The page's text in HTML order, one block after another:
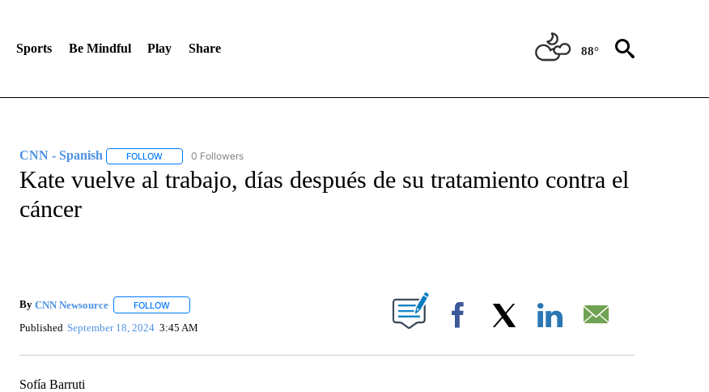
Sports Be Mindful Play Share 88°
CNN - Spanish FOLLOWFOLLOW "CNN - SPANISH" TO RECEIVE NOTIFICATIONS ABOUT NEW PAGES ON "CNN - SPANISH".
0 Followers
Kate vuelve al trabajo, días después de su tratamiento contra el
cáncer
By CNN Newsource FOLLOWFOLLOW "" TO RECEIVE NOTIFICATIONS ABOUT NEW PAGES ON "".
Published September 18, 2024 3:45 AM Facebook
Sofía Barruti